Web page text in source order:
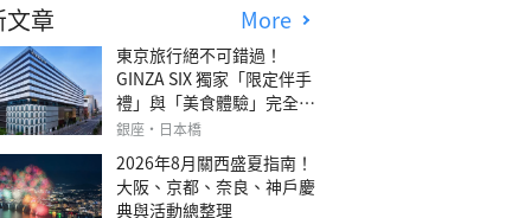
章 More
東京旅行絕不可錯過！
GINZA SIX 獨家「限定伴手
禮」與「美食體驗」完全指
南
銀座・日本橋
2026年8月關西盛夏指南！
大阪、京都、奈良、神戶慶
典與活動總整理